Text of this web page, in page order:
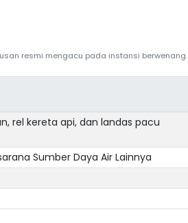
resmi mengacu pada instansi berwenang.
rel kereta api, dan landas pacu
Sumber Daya Air Lainnya